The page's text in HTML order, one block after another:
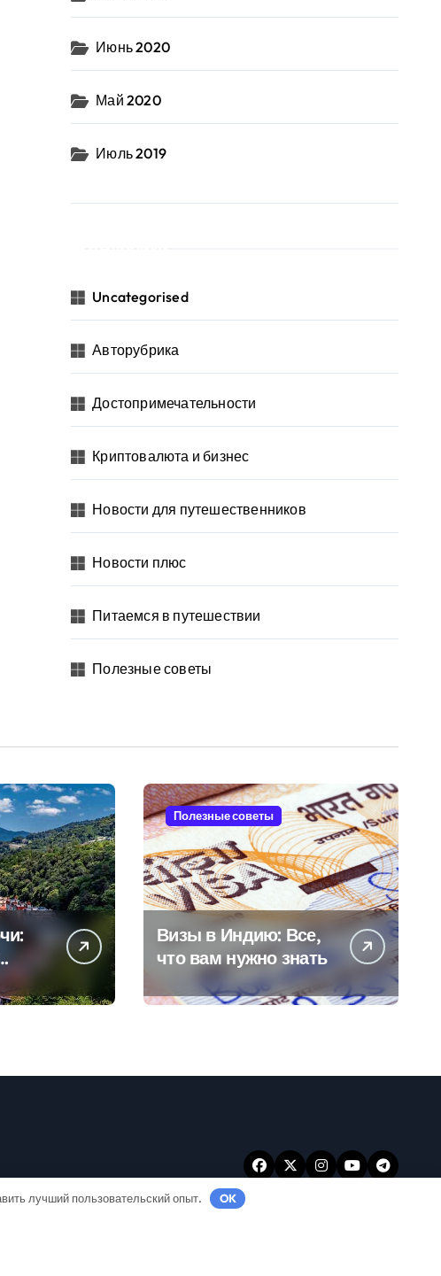
Июнь 2020
Май 2020
Июль 2019
Uncategorised
Авторубрика
Достопримечательности
Криптовалюта и бизнес
Новости для путешественников
Новости плюс
Питаемся в путешествии
Полезные советы
Полезные советы
Визы в Индию: Все,
что вам нужно знать
лучший пользовательский опыт. OK